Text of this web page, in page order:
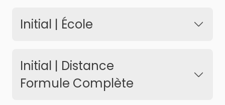
Initial | École
Initial | Distance
Formule Complète